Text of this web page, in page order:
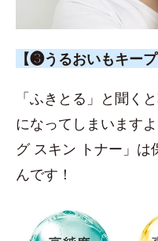
【❸うるおいもキープ
「ふきとる」と聞く
になってしまいます
グ スキン トナー」は
んです！